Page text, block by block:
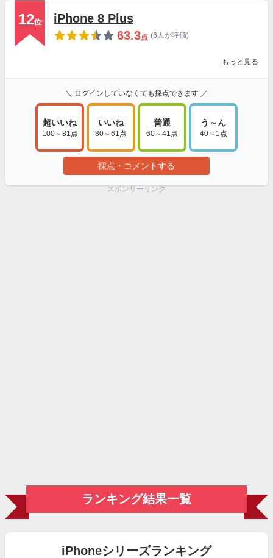
12位
iPhone 8 Plus
63.3点 (6人が評価)
もっと見る
＼ ログインしていなくても採点できます ／
超いいね
100～81点
いいね
80～61点
普通
60～41点
う～ん
40～1点
採点・コメントする
スポンサーリンク
ランキング結果一覧
iPhoneシリーズランキング